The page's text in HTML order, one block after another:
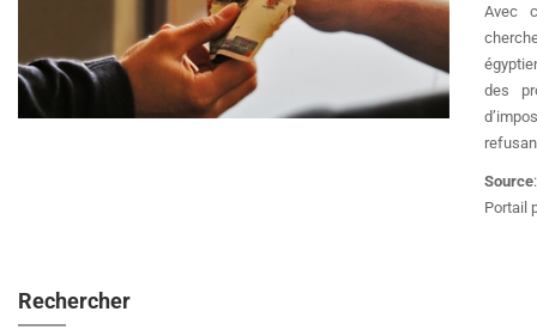
Avec
des
Source
Portail
Rechercher